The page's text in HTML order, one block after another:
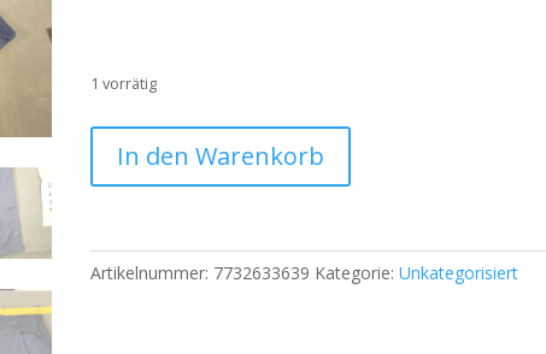
1 vorrätig
Cardin
Hose
–
In den Warenkorb
Artikelnummer: 7732633639 Kategorie:Unkategorisiert